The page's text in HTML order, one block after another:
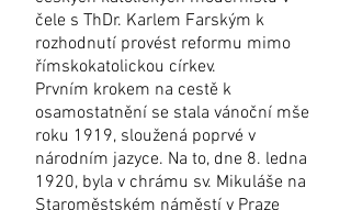
čele s ThDr. Karlem Farským k
rozhodnutí provést reformu mimo
římskokatolickou církev.
Prvním krokem na cestě k
osamostatnění se stala vánoční mše
roku 1919, sloužená poprvé v
národním jazyce. Na to, dne 8. ledna
1920, byla v chrámu sv. Mikuláše na
Staroměstském náměstí v Praze